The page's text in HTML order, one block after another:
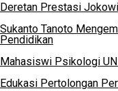
Deretan Prestasi
Sukanto Tanoto
Pendidikan
Mahasiswi Psikologi
Edukasi Pertolongan